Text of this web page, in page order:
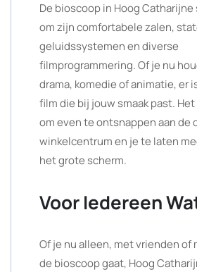
De bioscoop in Hoog
om zijn comfortabele zalen,
geluidssystemen en diverse
filmprogrammering. Of je nu
drama, komedie of animatie, er
film die bij jouw smaak past.
om even te ontsnappen aan de
winkelcentrum en je te laten
het grote scherm.
Voor Iedereen
Of je nu alleen, met vrienden of
de bioscoop gaat, Hoog